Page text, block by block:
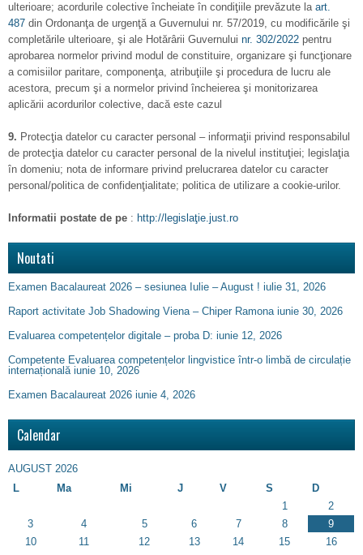
ulterioare; acordurile colective încheiate în condiţiile prevăzute la art.
487 din Ordonanţa de urgenţă a Guvernului nr. 57/2019, cu modificările şi
completările ulterioare, şi ale Hotărârii Guvernului nr. 302/2022 pentru
aprobarea normelor privind modul de constituire, organizare şi funcţionare
a comisiilor paritare, componenţa, atribuţiile şi procedura de lucru ale
acestora, precum şi a normelor privind încheierea şi monitorizarea
aplicării acordurilor colective, dacă este cazul
9. Protecţia datelor cu caracter personal – informaţii privind responsabilul
de protecţia datelor cu caracter personal de la nivelul instituţiei; legislaţia
în domeniu; nota de informare privind prelucrarea datelor cu caracter
personal/politica de confidenţialitate; politica de utilizare a cookie-urilor.
Informatii postate de pe : http://legislaţie.just.ro
Noutati
Examen Bacalaureat 2026 – sesiunea Iulie – August ! iulie 31, 2026
Raport activitate Job Shadowing Viena – Chiper Ramona iunie 30, 2026
Evaluarea competențelor digitale – proba D: iunie 12, 2026
Competente Evaluarea competențelor lingvistice într-o limbă de circulație
internațională iunie 10, 2026
Examen Bacalaureat 2026 iunie 4, 2026
Calendar
AUGUST 2026
L
Ma Mi J V S
D
1
2
3
4 5 6 7 8
9
10
11 12 13 14 15
16